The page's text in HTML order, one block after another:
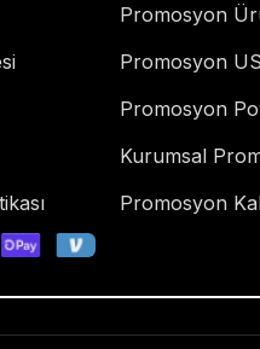
Promosyon
Promosyon
Promosyon
Kurumsal
Promosyon